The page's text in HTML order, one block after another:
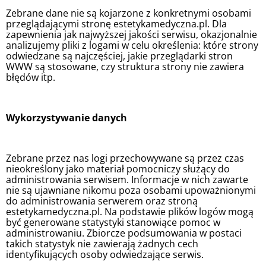
Zebrane dane nie są kojarzone z konkretnymi osobami
przeglądającymi stronę estetykamedyczna.pl. Dla
zapewnienia jak najwyższej jakości serwisu, okazjonalnie
analizujemy pliki z logami w celu określenia: które strony
odwiedzane są najczęściej, jakie przeglądarki stron
WWW są stosowane, czy struktura strony nie zawiera
błędów itp.
Wykorzystywanie danych
Zebrane przez nas logi przechowywane są przez czas
nieokreślony jako materiał pomocniczy służący do
administrowania serwisem. Informacje w nich zawarte
nie są ujawniane nikomu poza osobami upoważnionymi
do administrowania serwerem oraz stroną
estetykamedyczna.pl. Na podstawie plików logów mogą
być generowane statystyki stanowiące pomoc w
administrowaniu. Zbiorcze podsumowania w postaci
takich statystyk nie zawierają żadnych cech
identyfikujących osoby odwiedzające serwis.